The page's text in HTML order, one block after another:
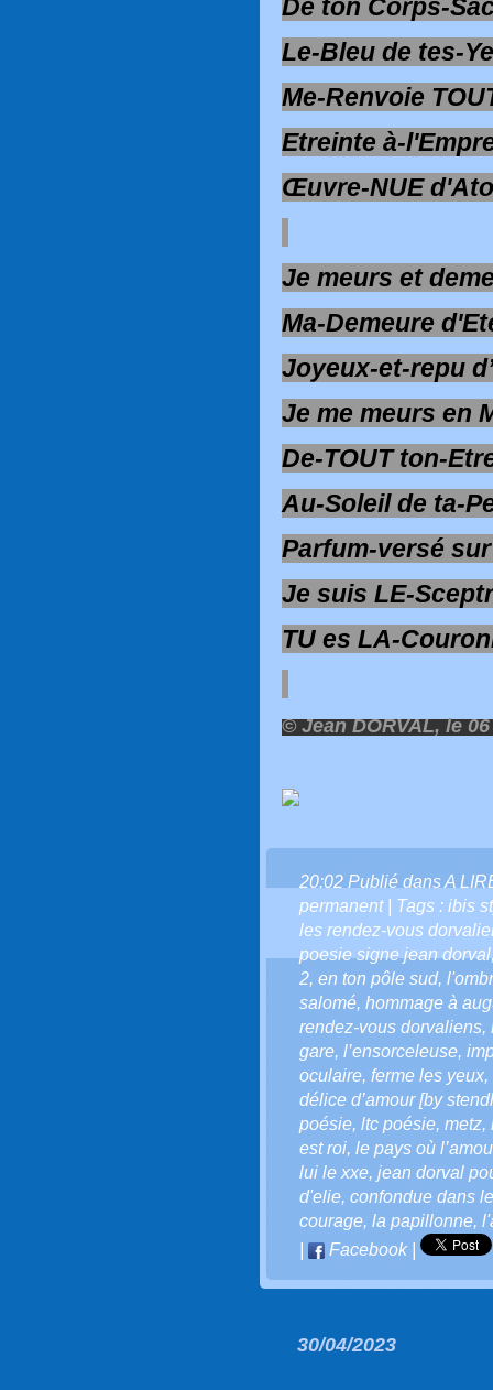
De ton Corps-
Le-Bleu de tes-
Me-Renvoie
Etreinte à-
Œuvre-NUE
Je meurs et
Ma-Demeure
Joyeux-et-repu
Je me meurs en
De-TOUT ton-
Au-Soleil de ta-
Parfum-versé
Je suis LE-
TU es LA-
© Jean DORVAL, le
20:02 Publié dansA
permanent| Tags : ibis
les rendez-vous
poesie signe jean dorval
2, en ton pôle sud,
salomé, hommage à
rendez-vous dorvaliens,
gare, l’ensorceleuse,
oculaire, ferme les yeux,
délice d’amour [by
poésie, ltc poésie, metz,
est roi, le pays où
lui le xxe, jean dorval
d'elie, confondue dans
courage, la papillonne,
Facebook|
30/04/2023